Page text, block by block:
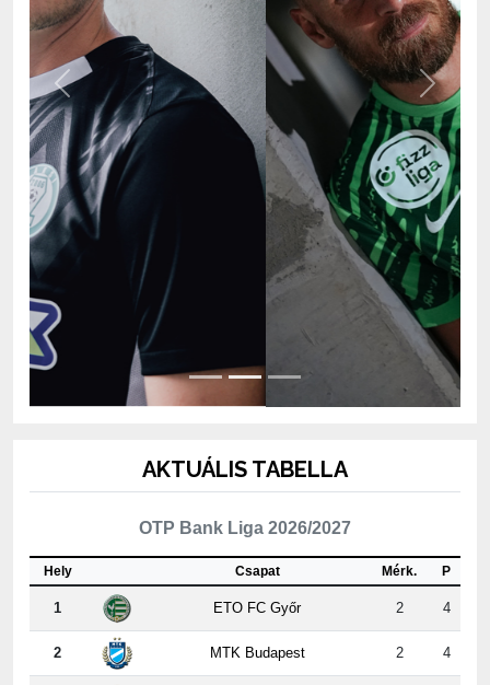
Previous Next
OTP Bank Liga 2026/2027
Csapat
1 ETO FC Győr 2 4
2 MTK Budapest 2 4
3 Kisvárda Master Good 2 4